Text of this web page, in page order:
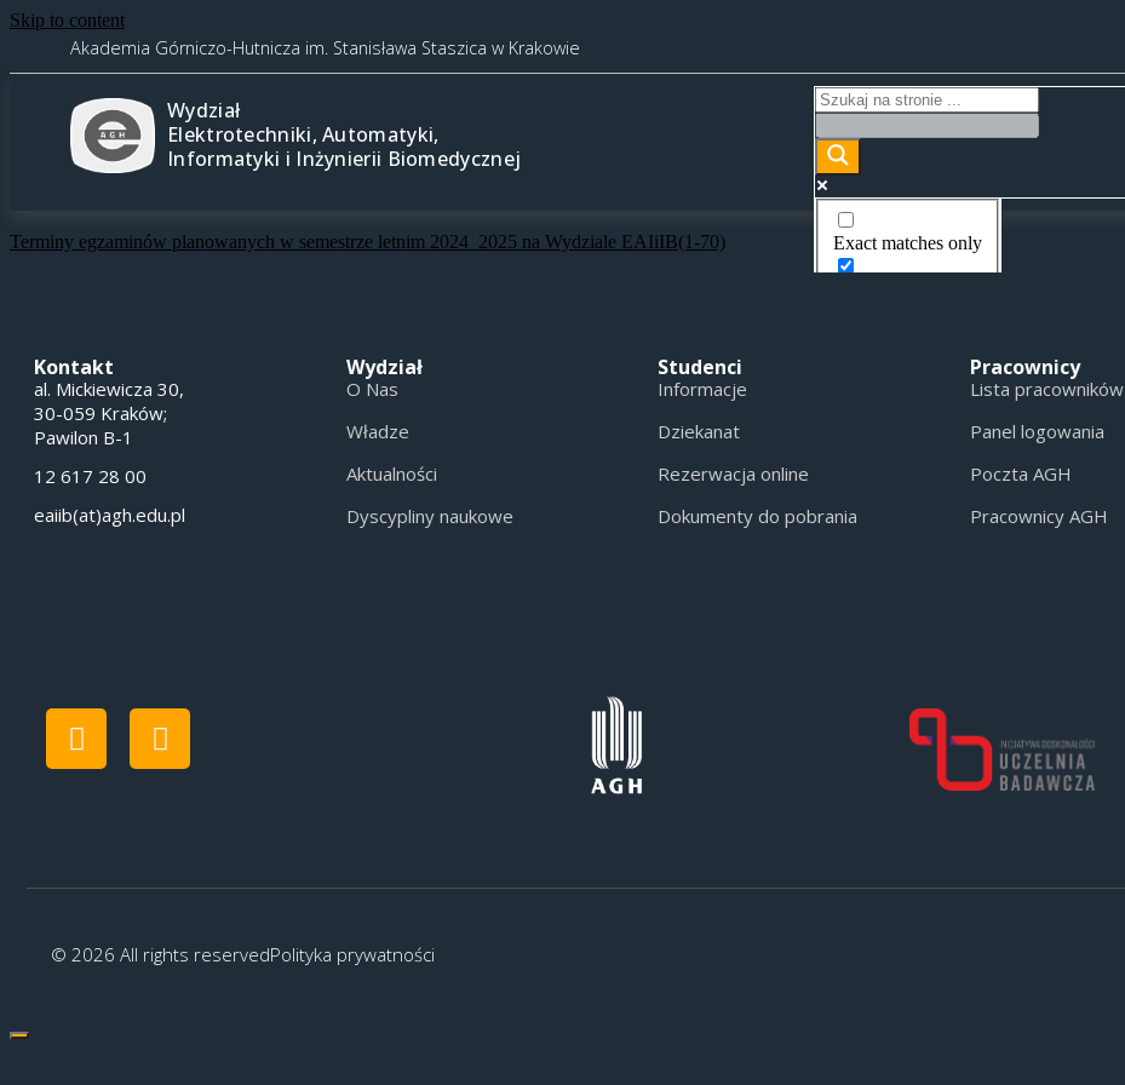
Skip to content
Akademia Górniczo-Hutnicza im. Stanisława Staszica w Krakowie
Wydział
Elektrotechniki, Automatyki,
Informatyki i Inżynierii Biomedycznej
Exact matches only
Terminy egzaminów planowanych w semestrze letnim 2024_2025 na Wydziale EAIiIB(1-70)
Kontakt
al. Mickiewicza 30,
30-059 Kraków;
Pawilon B-1
12 617 28 00
eaiib(at)agh.edu.pl
Wydział
O Nas
Władze
Aktualności
Dyscypliny naukowe
Studenci
Informacje
Dziekanat
Rezerwacja online
Dokumenty do pobrania
Pracownicy
Lista pracowników
Panel logowania
Poczta AGH
Pracownicy AGH
© 2026 All rights reservedPolityka prywatności